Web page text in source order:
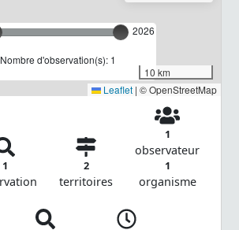
2026
Nombre d'observation(s): 1
10 km
Leaflet | © OpenStreetMap
1 2
territoires
1
observateur
1
organisme